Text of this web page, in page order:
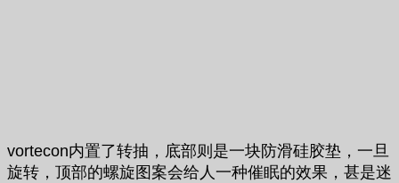
vortecon内置了转抽，底部则是一块防滑硅胶垫，一旦
旋转，顶部的螺旋图案会给人一种催眠的效果，甚是迷